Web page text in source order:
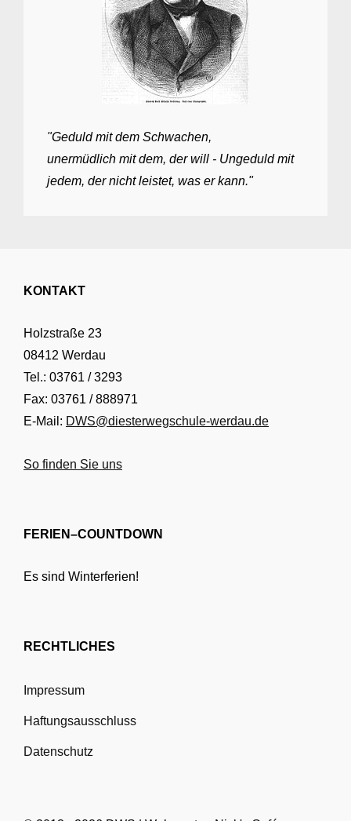
"Geduld mit dem Schwachen,
unermüdlich mit dem, der will - Ungeduld mit
jedem, der nicht leistet, was er kann."
KONTAKT
Holzstraße 23
08412 Werdau
Tel.: 03761 / 3293
Fax: 03761 / 888971
E-Mail: DWS@diesterwegschule-werdau.de
So finden Sie uns
FERIEN–COUNTDOWN
Es sind Winterferien!
RECHTLICHES
Impressum
Haftungsausschluss
Datenschutz